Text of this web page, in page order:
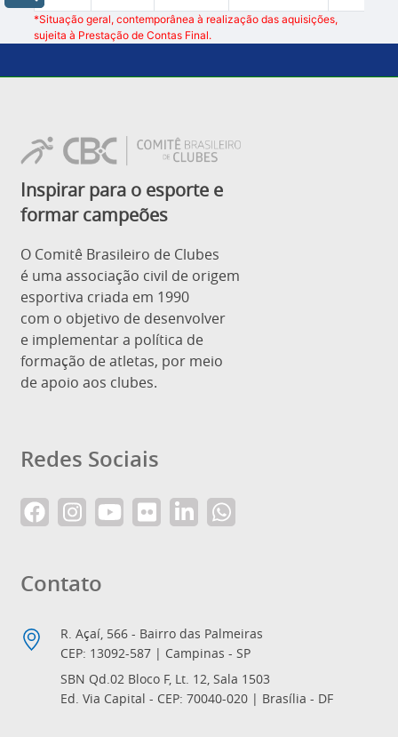
*Situação geral, contemporânea à realização das aquisições,
sujeita à Prestação de Contas Final.
Inspirar para o esporte e
formar campeões
O Comitê Brasileiro de Clubes
é uma associação civil de origem
esportiva criada em 1990
com o objetivo de desenvolver
e implementar a política de
formação de atletas, por meio
de apoio aos clubes.
Redes Sociais
Contato
R. Açaí, 566 - Bairro das Palmeiras
CEP: 13092-587 | Campinas - SP
SBN Qd.02 Bloco F, Lt. 12, Sala 1503
Ed. Via Capital - CEP: 70040-020 | Brasília - DF